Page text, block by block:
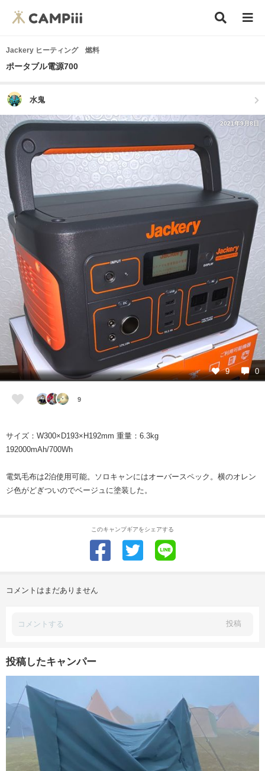
Jackery ヒーティング 燃料
ポータブル電源700
水鬼
2021年9月8日
9 0
9
サイズ：W300×D193×H192mm 重量：6.3kg
192000mAh/700Wh
電気毛布は2泊使用可能。ソロキャンにはオーバースペック。横のオレン
ジ色がどぎついのでベージュに塗装した。
このキャンプギアをシェアする
コメントはまだありません
投稿
投稿したキャンパー